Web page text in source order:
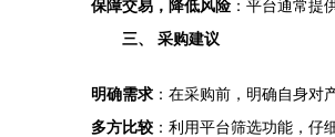
保障交易，降低风险 ：平台通常提
三、 采购建议
明确需求 ：在采购前，明确自身对
多方比较 ：利用平台筛选功能，仔